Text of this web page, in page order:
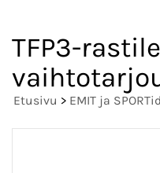
TFP3-
Etusivu > EMIT ja